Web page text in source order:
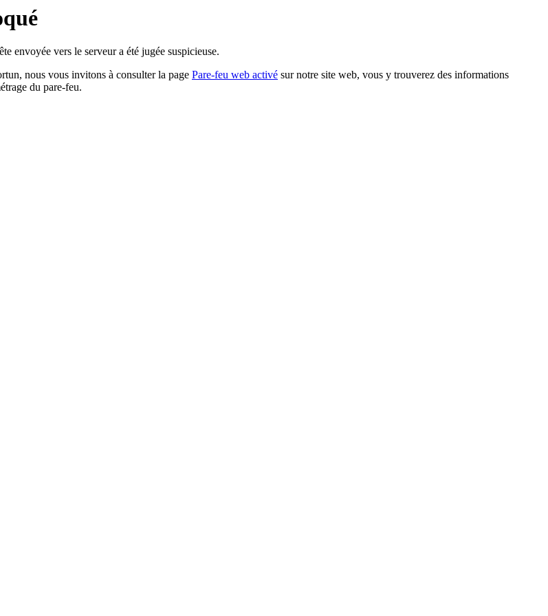
envoyée vers le serveur a été jugée suspicieuse.
nous vous invitons à consulter la page Pare-feu web activé sur notre site web, vous y trouverez des informations
du pare-feu.